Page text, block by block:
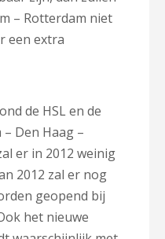
– Rotterdam niet
een extra
de HSL en de
Den Haag –
er in 2012 weinig
2012 zal er nog
geopend bij
het nieuwe